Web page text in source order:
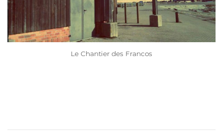
Le Chantier des Francos